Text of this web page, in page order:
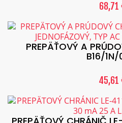
68,71
PREPÄŤOVÝ A
B16/1N/
45,61